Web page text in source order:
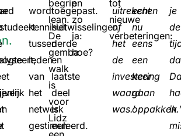
wordt
kennisuitwisselingen
tussen
leden
van
het
netwerk
gestimuleerd.
begrip
lean.
De
gemba
walk
is
voor
Lidz
toegepast.
Het
derde
en
laatste
deel
is
een
en
zo
ja:
hoe?
tot
nieuwe
verbeteringen:
uitrekenen
of
het
de
investering
waard
was.’
echt
nu
eens
een
keer
gaan
je
de
ik